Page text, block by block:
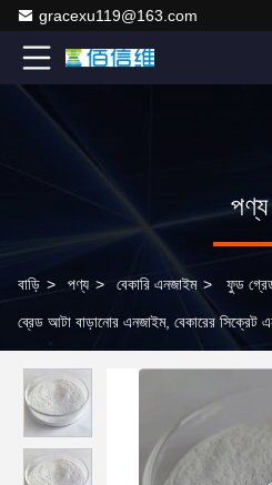
gracexu119@163.com
পণ্য
বাড়ি > পণ্য > বেকারি এনজাইম > ফুড
ব্রেড আটা বাড়ানোর এনজাইম, বেকারের সিক্রেট